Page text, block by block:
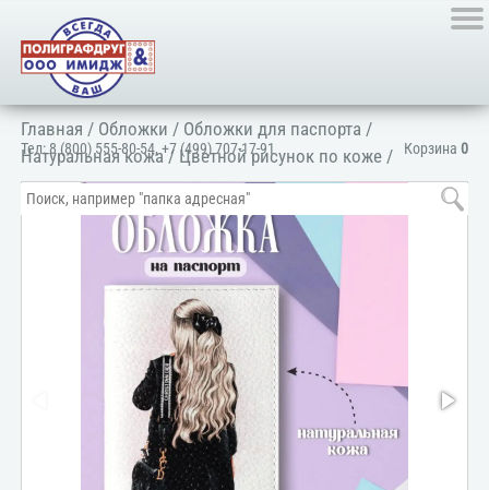
Корзина 0
Тел:8 (800) 555-80-54,+7 (499) 707-17-91
Главная / Обложки / Обложки для паспорта /
Натуральная кожа/ Цветной рисунок по коже /